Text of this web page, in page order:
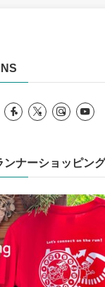
ンナーショッピング